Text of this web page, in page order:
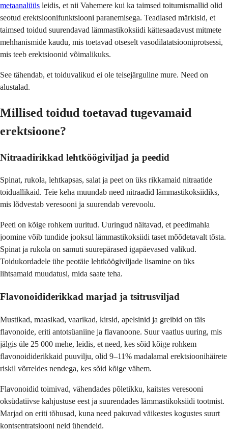
metaanalüüs leidis, et nii Vahemere kui ka taimsed toitumismallid olid
seotud erektsioonifunktsiooni paranemisega. Teadlased märkisid, et
taimsed toidud suurendavad lämmastikoksiidi kättesaadavust mitmete
mehhanismide kaudu, mis toetavad otseselt vasodilatatsiooniprotsessi,
mis teeb erektsioonid võimalikuks.
See tähendab, et toiduvalikud ei ole teisejärguline mure. Need on
alustalad.
Millised toidud toetavad tugevamaid
erektsioone?
Nitraadirikkad lehtköögiviljad ja peedid
Spinat, rukola, lehtkapsas, salat ja peet on üks rikkamaid nitraatide
toiduallikaid. Teie keha muundab need nitraadid lämmastikoksiidiks,
mis lõdvestab veresooni ja suurendab verevoolu.
Peeti on kõige rohkem uuritud. Uuringud näitavad, et peedimahla
joomine võib tundide jooksul lämmastikoksiidi taset mõõdetavalt tõsta.
Spinat ja rukola on samuti suurepärased igapäevased valikud.
Toidukordadele ühe peotäie lehtköögiviljade lisamine on üks
lihtsamaid muudatusi, mida saate teha.
Flavonoididerikkad marjad ja tsitrusviljad
Mustikad, maasikad, vaarikad, kirsid, apelsinid ja greibid on täis
flavonoide, eriti antotsüaniine ja flavanoone. Suur vaatlus uuring, mis
jälgis üle 25 000 mehe, leidis, et need, kes sõid kõige rohkem
flavonoididerikkaid puuvilju, olid 9–11% madalamal erektsioonihäirete
riskil võrreldes nendega, kes sõid kõige vähem.
Flavonoidid toimivad, vähendades põletikku, kaitstes veresooni
oksüdatiivse kahjustuse eest ja suurendades lämmastikoksiidi tootmist.
Marjad on eriti tõhusad, kuna need pakuvad väikestes kogustes suurt
kontsentratsiooni neid ühendeid.